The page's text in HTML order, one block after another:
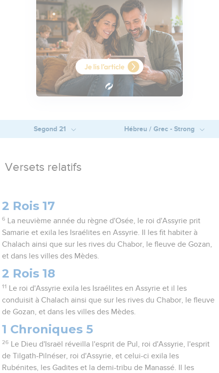
Segond 21 Hébreu / Grec - Strong
Versets relatifs
2 Rois 17
6
La neuvième année du règne d'Osée, le roi d'Assyrie prit
Samarie et exila les Israélites en Assyrie. Il les fit habiter à
Chalach ainsi que sur les rives du Chabor, le fleuve de Gozan,
et dans les villes des Mèdes.
2 Rois 18
11
Le roi d'Assyrie exila les Israélites en Assyrie et il les
conduisit à Chalach ainsi que sur les rives du Chabor, le fleuve
de Gozan, et dans les villes des Mèdes.
1 Chroniques 5
26
Le Dieu d'Israël réveilla l'esprit de Pul, roi d'Assyrie, l'esprit
de Tilgath-Pilnéser, roi d'Assyrie, et celui-ci exila les
Rubénites, les Gadites et la demi-tribu de Manassé. Il les